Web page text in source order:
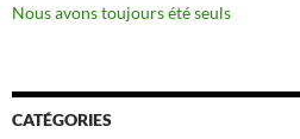
Nous avons toujours été seuls
CATÉGORIES